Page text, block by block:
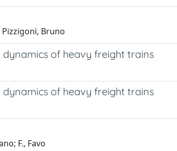
Pizzigoni, Bruno
of heavy freight trains
of heavy freight trains
F., Favo